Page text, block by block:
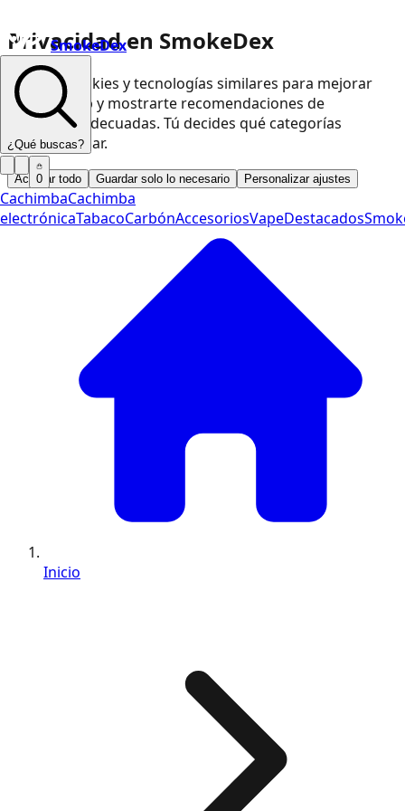
Privacidad en SmokeDex
Usamos cookies y tecnologías similares para mejorar
nuestra web y mostrarte recomendaciones de
productos adecuadas. Tú decides qué categorías
podemos usar.
Aceptar todo Guardar solo lo necesario Personalizar ajustes
SmokeDex
¿Qué buscas?
0
CachimbaCachimba
electrónicaTabacoCarbónAccesoriosVapeDestacados
Inicio